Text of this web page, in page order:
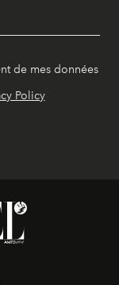
de mes données
Policy